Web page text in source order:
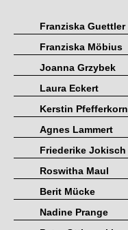
Franziska Guettler
Franziska Möbius
Joanna Grzybek
Laura Eckert
Kerstin Pfefferkorn
Agnes Lammert
Friederike Jokisch
Roswitha Maul
Berit Mücke
Nadine Prange